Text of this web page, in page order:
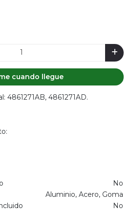
cuando llegue
4861271AB, 4861271AD.
No
Aluminio, Acero, Goma
No